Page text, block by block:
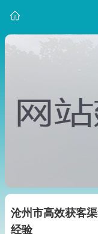
沧州市高效获客
经验